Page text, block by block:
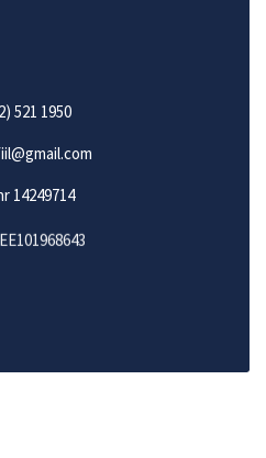
521 1950
14249714